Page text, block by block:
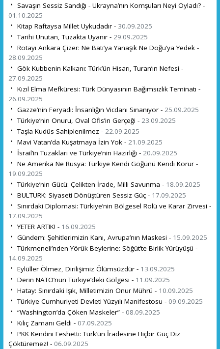
Savaşın Sessiz Sandığı - Ukrayna’nın Komşuları Neyi Oyladı? -
01.10.2025
Kitap Raftaysa Millet Uykudadır - 30.09.2025
Tarihi Unutan, Tuzakta Uyanır - 29.09.2025
Rotayı Ankara Çizer: Ne Batı’ya Yanaşık Ne Doğu’ya Yedek -
28.09.2025
Gök Kubbenin Kalkanı: Türk’ün Hisarı, Turan’ın Nefesi -
27.09.2025
Kızıl Elma Mefküresi: Türk Dünyasının Bağımsızlık Teminatı -
26.09.2025
Gazze’nin Feryadı: İnsanlığın Vicdanı Sınanıyor - 25.09.2025
Türkiye’nin Onuru, Oval Ofis’in Gerçeği - 23.09.2025
Taşla Kudüs Sahiplenilmez - 22.09.2025
Mavi Vatan’da Kuşatmaya İzin Yok - 21.09.2025
İsrail’in Tuzakları ve Türkiye’nin Hazırlığı - 20.09.2025
Ne Amerika Ne Rusya: Türkiye Kendi Göğünü Kendi Korur -
19.09.2025
Türkiye’nin Gücü: Çelikten İrade, Milli Savunma - 18.09.2025
BULTÜRK: Siyaseti Dönüştüren Sessiz Güç - 17.09.2025
Sınırdaki Diplomasi: Türkiye’nin Bölgesel Rolü ve Karar Zirvesi -
17.09.2025
YETER ARTIK! - 16.09.2025
Gündem: Şehitlerimizin Kanı, Avrupa’nın Maskesi - 15.09.2025
Türkmeneli’nden Yörük Beylerine: Söğüt’te Birlik Yürüyüşü -
14.09.2025
Eylüller Ölmez, Dirilişimiz Ölümsüzdür - 13.09.2025
Derin NATO’nun Türkiye’deki Gölgesi - 11.09.2025
Hatay: Sınırdaki Işık, Milletimizin Onur Mührü - 10.09.2025
Türkiye Cumhuriyeti Devleti Yüzyılı Manifestosu - 09.09.2025
“Washington’da Çöken Maskeler” - 08.09.2025
Kılıç Zamanı Geldi - 07.09.2025
PKK Kendini Feshetti: Türk’ün İradesine Hiçbir Güç Diz
Çöktüremez! - 06.09.2025